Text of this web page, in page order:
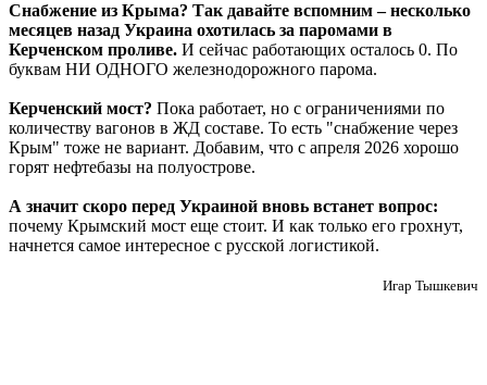
Снабжение из Крыма? Так давайте вспомним – несколько
месяцев назад Украина охотилась за паромами в
Керченском проливе. И сейчас работающих осталось 0. По
буквам НИ ОДНОГО железнодорожного парома.
Керченский мост? Пока работает, но с ограничениями по
количеству вагонов в ЖД составе. То есть "снабжение через
Крым" тоже не вариант. Добавим, что с апреля 2026 хорошо
горят нефтебазы на полуострове.
А значит скоро перед Украиной вновь встанет вопрос:
почему Крымский мост еще стоит. И как только его грохнут,
начнется самое интересное с русской логистикой.
Игар Тышкевич